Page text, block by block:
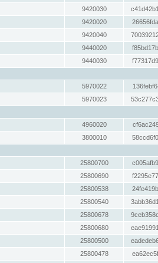
9420030
9420020
9420040
9440020
9440030
5970022
5970023
4960020
3800010
25800700
25800690
25800538
25800540
25800678
25800680
25800500
25800478